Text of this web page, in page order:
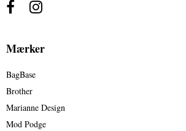
Mærker
BagBase
Brother
Marianne Design
Mod Podge